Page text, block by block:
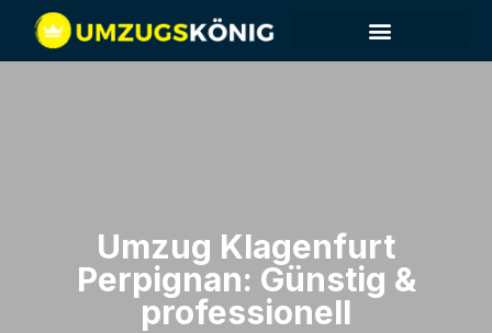
Umzug Klagenfurt​
Perpignan: Günstig &
professionell​